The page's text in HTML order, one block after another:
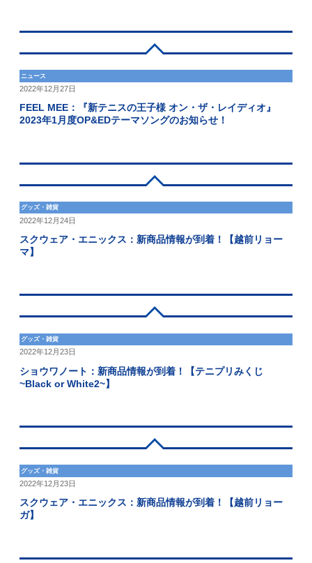
ニュース
2022年12月27日
FEEL MEE：『新テニスの王子様 オン・ザ・レイディオ』
2023年1月度OP&EDテーマソングのお知らせ！
グッズ・雑貨
2022年12月24日
スクウェア・エニックス：新商品情報が到着！【越前リョー
マ】
グッズ・雑貨
2022年12月23日
ショウワノート：新商品情報が到着！【テニプリみくじ
~Black or White2~】
グッズ・雑貨
2022年12月23日
スクウェア・エニックス：新商品情報が到着！【越前リョー
ガ】